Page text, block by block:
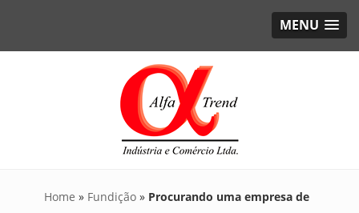
MENU
Home » Fundição » Procurando uma empresa de